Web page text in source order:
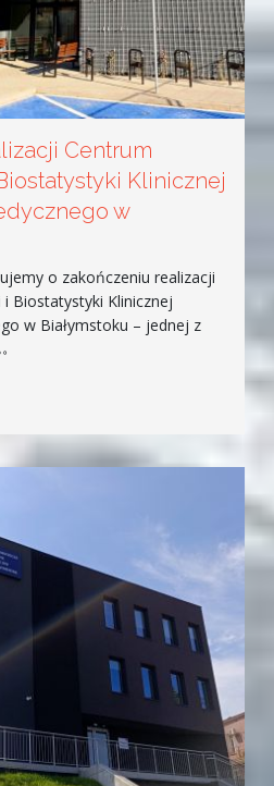
Centrum
Klinicznej
w
o zakończeniu realizacji
Biostatystyki Klinicznej
w Białymstoku – jednej z